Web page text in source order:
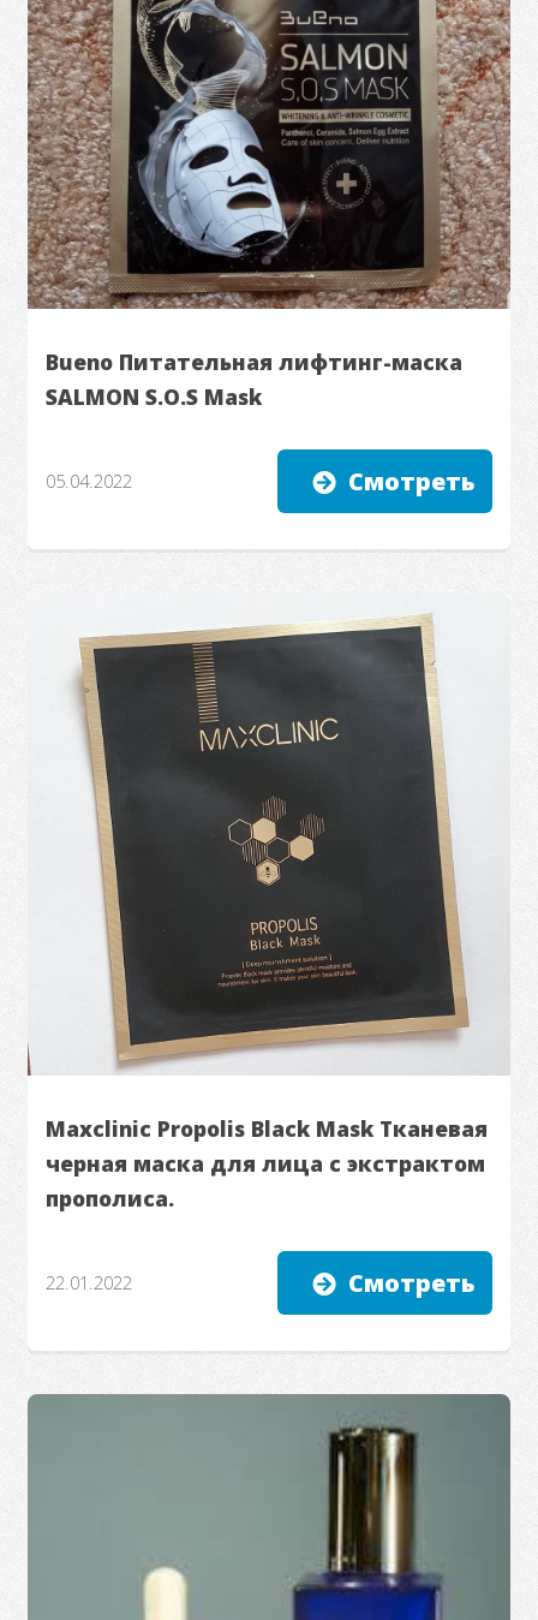
Bueno Питательная лифтинг-маска
SALMON S.O.S Mask
05.04.2022 Смотреть
Maxclinic Propolis Black Mask Тканевая
черная маска для лица с экстрактом
прополиса.
22.01.2022 Смотреть